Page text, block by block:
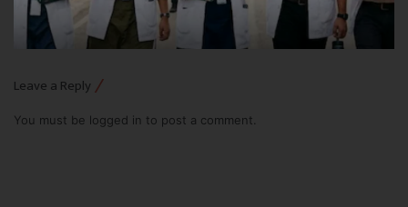
Leave a Reply
You must be logged in to post a comment.